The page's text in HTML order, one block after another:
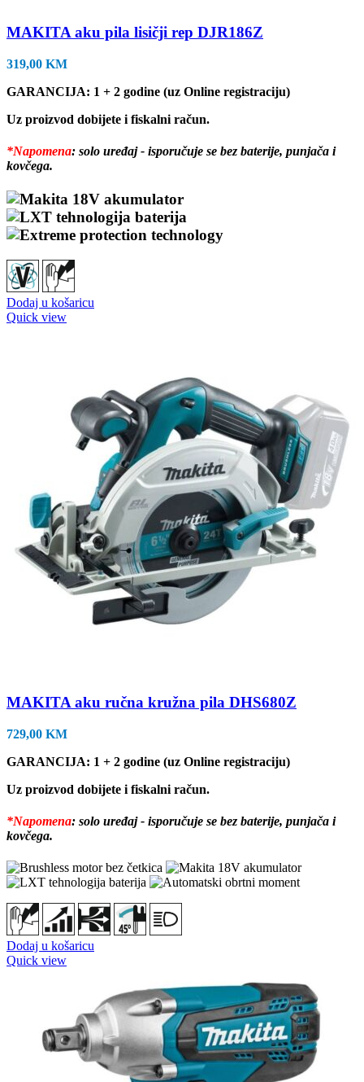
MAKITA aku pila lisičji rep DJR186Z
319,00 KM
GARANCIJA: 1 + 2 godine (uz Online registraciju)
Uz proizvod dobijete i fiskalni račun.
*Napomena: solo uređaj - isporučuje se bez baterije, punjača i
kovčega.
Dodaj u košaricu
Quick view
MAKITA aku ručna kružna pila DHS680Z
729,00 KM
GARANCIJA: 1 + 2 godine (uz Online registraciju)
Uz proizvod dobijete i fiskalni račun.
*Napomena: solo uređaj - isporučuje se bez baterije, punjača i
kovčega.
Dodaj u košaricu
Quick view